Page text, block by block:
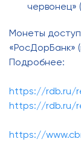
червонец»
Монеты
«РосДорБанк»
Подробнее:
https://rdb.ru/
https://rdb.ru/
https://